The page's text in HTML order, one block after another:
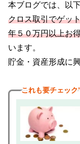
本ブログでは、以
クロス取引でゲッ
年５０万円以上お
います。
貯金・資産形成に
これも要チェック